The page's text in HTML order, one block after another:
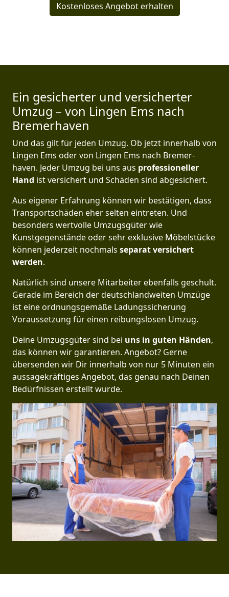
Kostenloses Angebot erhalten
Ein gesicherter und versicherter
Umzug – von Lingen Ems nach
Bremer­haven
Und das gilt für jeden Umzug. Ob jetzt innerhalb von
Lingen Ems oder von Lingen Ems nach Bremer­
haven. Jeder Umzug bei uns aus professioneller
Hand ist versichert und Schäden sind abgesichert.
Aus eigener Erfahrung können wir bestätigen, dass
Transportschäden eher selten eintreten. Und
besonders wertvolle Umzugsgüter wie
Kunstgegenstände oder sehr exklusive Möbelstücke
können jederzeit nochmals separat versichert
werden.
Natürlich sind unsere Mitarbeiter ebenfalls geschult.
Gerade im Bereich der deutschlandweiten Umzüge
ist eine ordnungsgemäße Ladungssicherung
Voraussetzung für einen reibungslosen Umzug.
Deine Umzugsgüter sind bei uns in guten Händen,
das können wir garantieren. Angebot? Gerne
übersenden wir Dir innerhalb von nur 5 Minuten ein
aussagekräftiges Angebot, das genau nach Deinen
Bedürfnissen erstellt wurde.